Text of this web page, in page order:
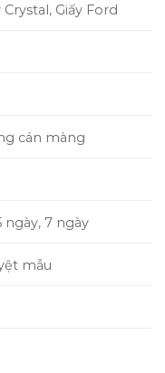
Crystal, Giấy Ford
cán màng
ngày, 7 ngày
mẫu